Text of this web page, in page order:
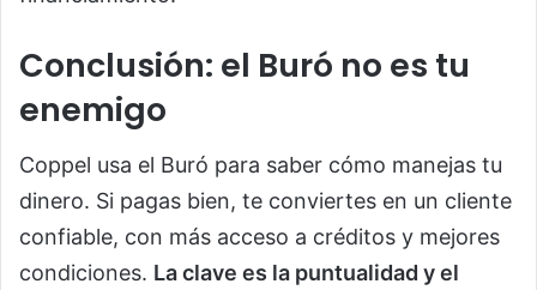
Conclusión: el Buró no es tu
enemigo
Coppel usa el Buró para saber cómo manejas tu
dinero. Si pagas bien, te conviertes en un cliente
confiable, con más acceso a créditos y mejores
condiciones. La clave es la puntualidad y el